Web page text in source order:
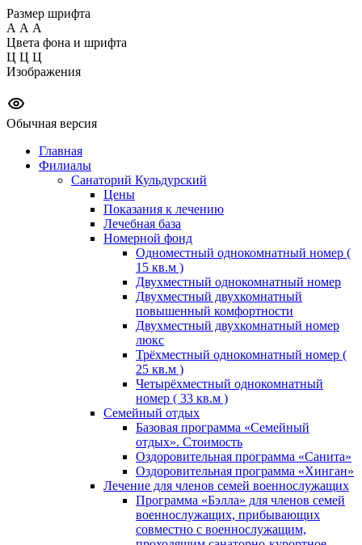
Размер шрифта
А А А
Цвета фона и шрифта
Ц Ц Ц
Изображения
Обычная версия
Главная
Филиалы
Санаторий Кульдурский
Цены
Показания к лечению
Лечебная база
Номерной фонд
Одноместный однокомнатный номер (
15 кв.м )
Двухместный однокомнатный номер
Двухместный двухкомнатный
повышенный комфортности
Двухместный двухкомнатный номер
люкс
Трёхместный однокомнатный номер (
25 кв.м )
Четырёхместный однокомнатный
номер ( 33 кв.м )
Семейный отдых
Базовая программа «Семейный
отдых». Стоимость
Оздоровительная программа «Санита»
Оздоровительная программа «Хинган»
Лечение для членов семей военнослужащих
Программа «Бэлла» для членов семей
военнослужащих, прибывающих
совместно с военнослужащим,